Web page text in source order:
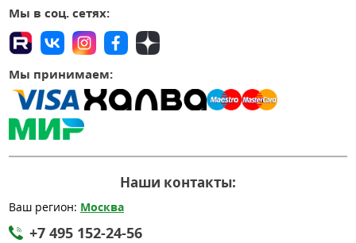
Мы в соц. сетях:
Мы принимаем:
Наши контакты:
Ваш регион: Москва
+7 495 152-24-56